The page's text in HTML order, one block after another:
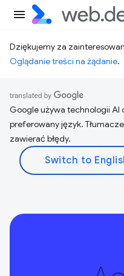
Dziękujemy za
Oglądanie treści na żądanie.
Google używa technologii AI
preferowany język.
zawierać błędy.